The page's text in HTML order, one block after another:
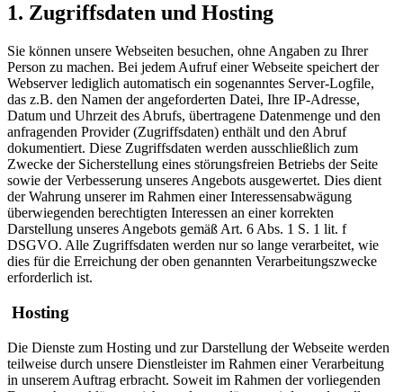
1. Zugriffsdaten und Hosting
Sie können unsere Webseiten besuchen, ohne Angaben zu Ihrer
Person zu machen. Bei jedem Aufruf einer Webseite speichert der
Webserver lediglich automatisch ein sogenanntes Server-Logfile,
das z.B. den Namen der angeforderten Datei, Ihre IP-Adresse,
Datum und Uhrzeit des Abrufs, übertragene Datenmenge und den
anfragenden Provider (Zugriffsdaten) enthält und den Abruf
dokumentiert. Diese Zugriffsdaten werden ausschließlich zum
Zwecke der Sicherstellung eines störungsfreien Betriebs der Seite
sowie der Verbesserung unseres Angebots ausgewertet. Dies dient
der Wahrung unserer im Rahmen einer Interessensabwägung
überwiegenden berechtigten Interessen an einer korrekten
Darstellung unseres Angebots gemäß Art. 6 Abs. 1 S. 1 lit. f
DSGVO. Alle Zugriffsdaten werden nur so lange verarbeitet, wie
dies für die Erreichung der oben genannten Verarbeitungszwecke
erforderlich ist.
Hosting
Die Dienste zum Hosting und zur Darstellung der Webseite werden
teilweise durch unsere Dienstleister im Rahmen einer Verarbeitung
in unserem Auftrag erbracht. Soweit im Rahmen der vorliegenden